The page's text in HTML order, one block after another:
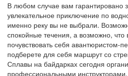
В любом случае вам гарантировано
увлекательное приключение по
именно реку вы не выбрали.
спокойные течения, а возможно, что
почувствовать себя авантюристом-
подберете для себя маршрут со
Сплавы на байдарках сегодня
профессиональными инструкторами,